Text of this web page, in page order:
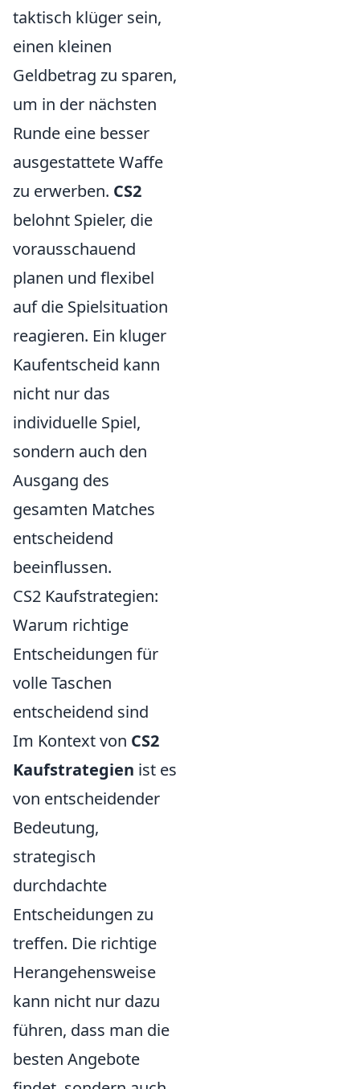
taktisch klüger sein,
einen kleinen
Geldbetrag zu sparen,
um in der nächsten
Runde eine besser
ausgestattete Waffe
zu erwerben. CS2
belohnt Spieler, die
vorausschauend
planen und flexibel
auf die Spielsituation
reagieren. Ein kluger
Kaufentscheid kann
nicht nur das
individuelle Spiel,
sondern auch den
Ausgang des
gesamten Matches
entscheidend
beeinflussen.
CS2 Kaufstrategien:
Warum richtige
Entscheidungen für
volle Taschen
entscheidend sind
Im Kontext von CS2
Kaufstrategien ist es
von entscheidender
Bedeutung,
strategisch
durchdachte
Entscheidungen zu
treffen. Die richtige
Herangehensweise
kann nicht nur dazu
führen, dass man die
besten Angebote